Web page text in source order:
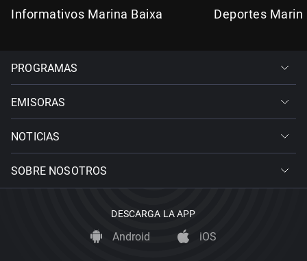
Informativos Marina Baixa Deportes
PROGRAMAS
EMISORAS
NOTICIAS
SOBRE NOSOTROS
DESCARGA LA APP
Android iOS